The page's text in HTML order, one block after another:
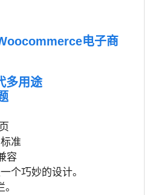
电子商
多用途
准
容
个巧妙的设计。